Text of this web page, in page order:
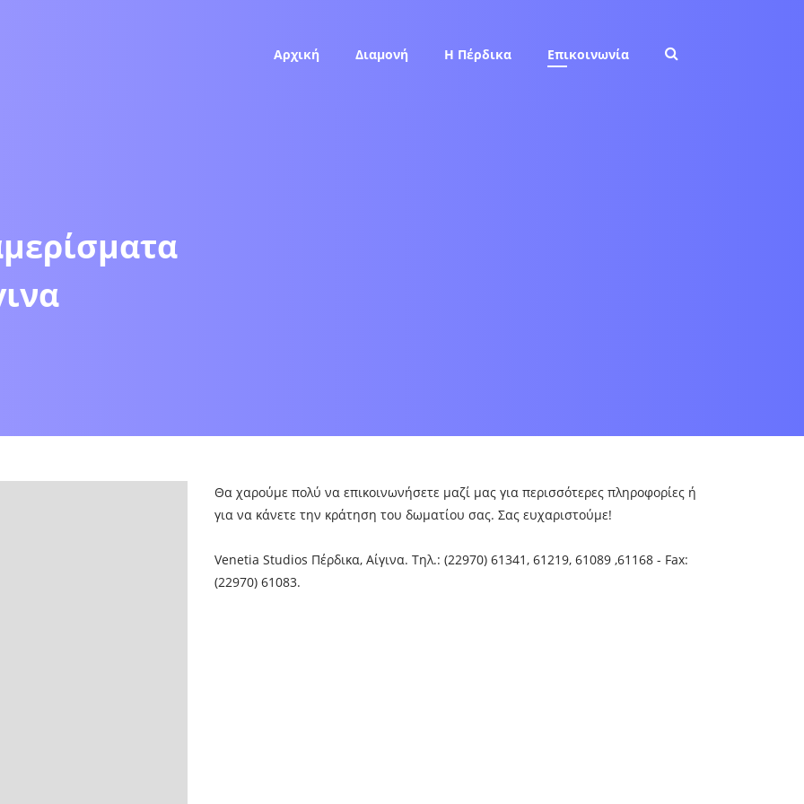
Αρχική Διαμονή Η Πέρδικα Επικοινωνία
Θα χαρούμε πολύ να επικοινωνήσετε μαζί μας για περισσότερες πληροφορίες ή
για να κάνετε την κράτηση του δωματίου σας. Σας ευχαριστούμε!
Venetia Studios Πέρδικα, Αίγινα. Τηλ.: (22970) 61341, 61219, 61089 ,61168 - Fax:
(22970) 61083.